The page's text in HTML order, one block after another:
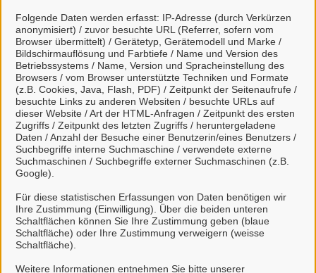
Folgende Daten werden erfasst: IP-Adresse (durch Verkürzen
anonymisiert) / zuvor besuchte URL (Referrer, sofern vom
Browser übermittelt) / Gerätetyp, Gerätemodell und Marke /
Bildschirmauflösung und Farbtiefe / Name und Version des
Betriebssystems / Name, Version und Spracheinstellung des
Browsers / vom Browser unterstützte Techniken und Formate
(z.B. Cookies, Java, Flash, PDF) / Zeitpunkt der Seitenaufrufe /
besuchte Links zu anderen Websiten / besuchte URLs auf
dieser Website / Art der HTML-Anfragen / Zeitpunkt des ersten
Zugriffs / Zeitpunkt des letzten Zugriffs / heruntergeladene
Daten / Anzahl der Besuche einer Benutzerin/eines Benutzers /
Suchbegriffe interne Suchmaschine / verwendete externe
Suchmaschinen / Suchbegriffe externer Suchmaschinen (z.B.
Google).
Für diese statistischen Erfassungen von Daten benötigen wir
Ihre Zustimmung (Einwilligung). Über die beiden unteren
Schaltflächen können Sie Ihre Zustimmung geben (blaue
Schaltfläche) oder Ihre Zustimmung verweigern (weisse
Schaltfläche).
Weitere Informationen entnehmen Sie bitte unserer
Kontakt
Bürgerbüro
Kontaktpersonen
Sachbearbeiter/-in